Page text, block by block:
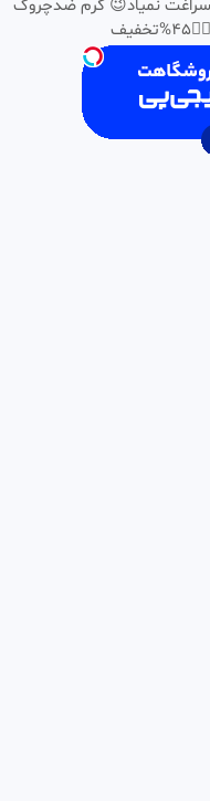
ایران در فرانسه از
به انفجار یک فرد در
نمیاد😉 کرم ضدچروک